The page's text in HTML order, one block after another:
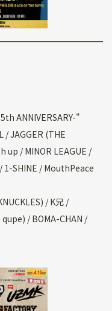
ANNIVERSARY-"
/ JAGGER (THE
up / MINOR LEAGUE /
1-SHINE / MouthPeace
/ K兄 /
/ BOMA-CHAN /